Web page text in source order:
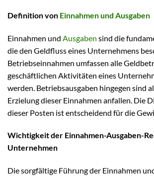
Definition von Einnahmen und Ausgaben
Einnahmen und Ausgaben sind die
die den Geldfluss eines Unternehmens
Betriebseinnahmen umfassen alle
geschäftlichen Aktivitäten eines
werden. Betriebsausgaben hingegen sind
Erzielung dieser Einnahmen anfallen. Die
dieser Posten ist entscheidend für die
Wichtigkeit der Einnahmen-Ausgaben-
Unternehmen
Die sorgfältige Führung der Einnahmen